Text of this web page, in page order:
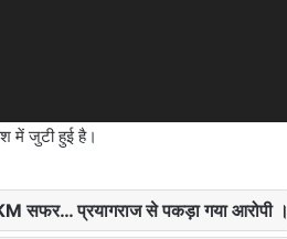
में जुटी हुई है।
सफर… प्रयागराज से पकड़ा गया आरोपी ।